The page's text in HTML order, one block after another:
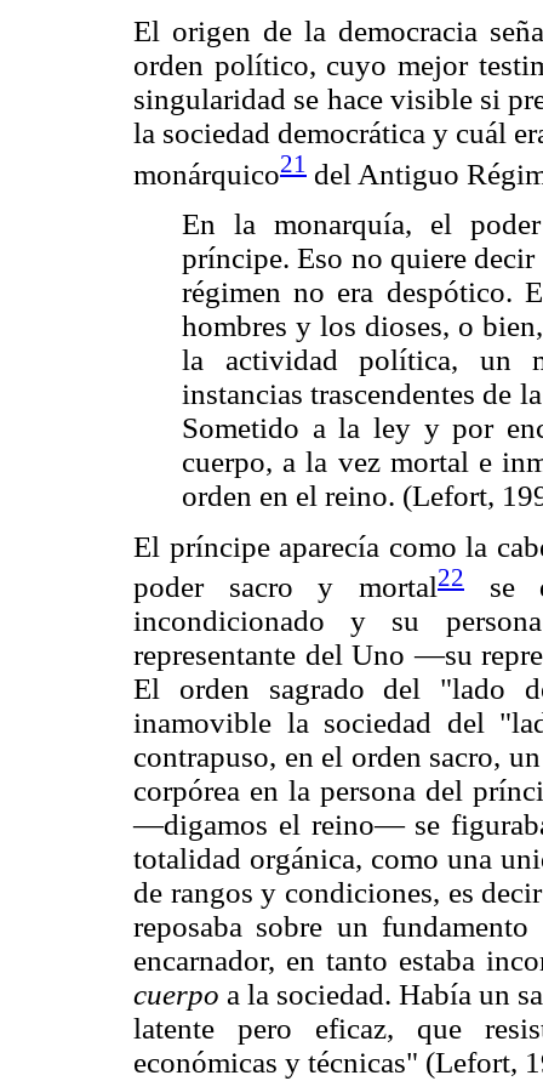
El origen de la democracia
orden político, cuyo mejor
singularidad se hace visible si
la sociedad democrática y cuál
monárquico21 del Antiguo
En la monarquía, el
príncipe. Eso no quiere
régimen no era despótico.
hombres y los dioses, o
la actividad política, un
instancias trascendentes de
Sometido a la ley y por
cuerpo, a la vez mortal e
orden en el reino. (Lefort,
El príncipe aparecía como la
poder sacro y mortal22
se
incondicionado y su
representante del Uno —su
El orden sagrado del "lado
inamovible la sociedad del
contrapuso, en el orden sacro,
corpórea en la persona del
—digamos el reino— se
totalidad orgánica, como una
de rangos y condiciones, es
reposaba sobre un
encarnador, en tanto estaba
cuerpo a la sociedad. Había un
latente pero eficaz, que
económicas y técnicas" (Lefort,